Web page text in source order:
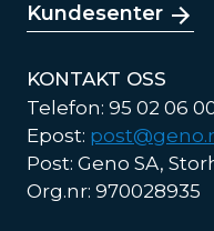
Kundesenter
KONTAKT OSS
Telefon: 95 02 06
Epost:
Post: Geno SA,
Org.nr: 970028935